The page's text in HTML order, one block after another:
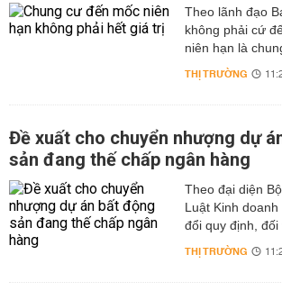
Theo lãnh đạo
không phải cứ
niên hạn là
THỊ TRƯỜNG
Đề xuất cho chuyển nhượng dự
sản đang thế chấp ngân hàng
Theo đại diện
Luật Kinh
đổi quy định, đối
THỊ TRƯỜNG